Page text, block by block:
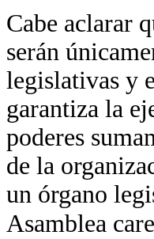
Cabe aclarar
serán
legislativas y
garantiza la
poderes
de la
un órgano
Asamblea